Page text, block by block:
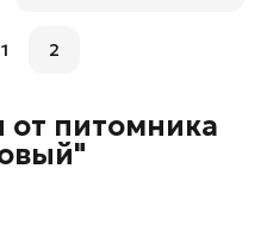
1 2
питомника